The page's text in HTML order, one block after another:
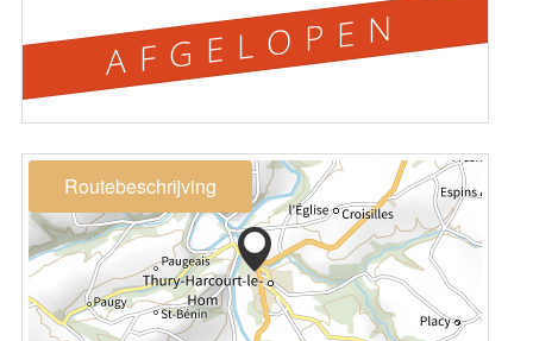
AFGELOPEN
Routebeschrijving